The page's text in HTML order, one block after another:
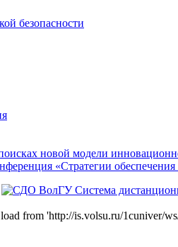
безопасности
новой модели
«Стратегии
Система
from 'http://is.volsu.ru/1cuniver/